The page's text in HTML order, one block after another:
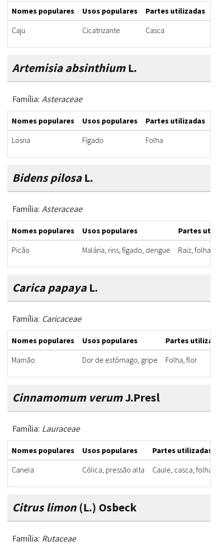
Nomes populares Usos populares Partes utilizadas
Caju
Cicatrizante Casca
Artemisia absinthiumL.
Família: Asteraceae
Nomes populares Usos populares Partes utilizadas
Losna
Fígado Folha
Bidens pilosaL.
Família: Asteraceae
Nomes populares Usos populares
Partes
Picão
Malária, rins, fígado, dengue Raiz, folha
Carica papayaL.
Família: Caricaceae
Nomes populares Usos populares
Partes
Mamão
Dor de estômago, gripe Folha, flor
Cinnamomum verumJ.Presl
Família: Lauraceae
Nomes populares Usos populares
Partes utilizadas
Canela
Cólica, pressão alta Caule, casca, folha
Citrus limon(L.) Osbeck
Família: Rutaceae